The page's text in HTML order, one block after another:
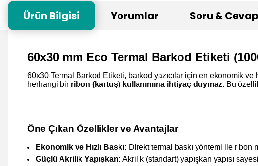
Ürün Bilgisi Yorumlar Soru & Cevap
60x30 mm Eco Termal Barkod Etiketi
60x30 Termal Barkod Etiketi, barkod yazıcılar için en ekonomik ve
herhangi bir ribon (kartuş) kullanımına ihtiyaç duymaz. Bu
Öne Çıkan Özellikler ve Avantajlar
Ekonomik ve Hızlı Baskı: Direkt termal baskı yöntemi ile ribon
Güçlü Akrilik Yapışkan: Akrilik (standart) yapışkan yapısı